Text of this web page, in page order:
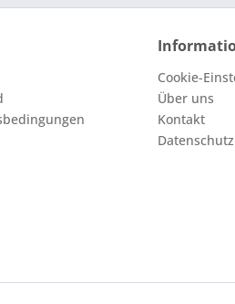
Cookie-
Über uns
Kontakt
Datenschutz